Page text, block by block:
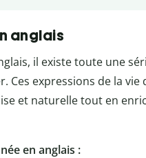
anglais
il existe toute une
Ces expressions de la
et naturelle tout en
en anglais :